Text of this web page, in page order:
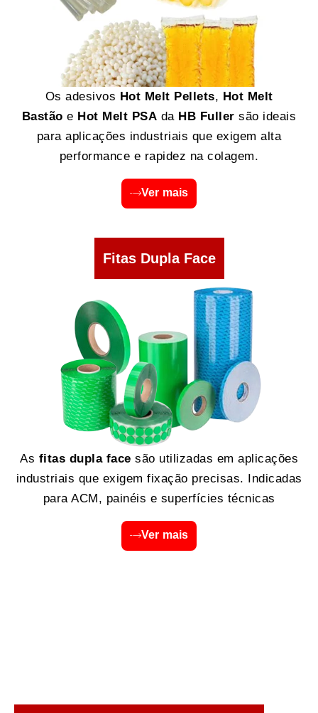
Os adesivos Hot Melt Pellets, Hot Melt
Bastão e Hot Melt PSA da HB Fuller são ideais
para aplicações industriais que exigem alta
performance e rapidez na colagem.
Ver mais
Fitas Dupla Face
As fitas dupla face são utilizadas em aplicações
industriais que exigem fixação precisas. Indicadas
para ACM, painéis e superfícies técnicas
Ver mais